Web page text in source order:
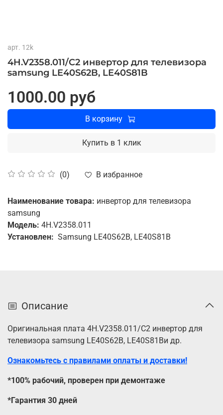
арт. 12k
4H.V2358.011/C2 инвертор для телевизора
samsung LE40S62B, LE40S81B
(0) В избранное
1000.00 руб
В корзину
Купить в 1 клик
Наименование товара: инвертор для телевизора
samsung
Модель: 4H.V2358.011
Установлен: Samsung LE40S62B, LE40S81B
Описание
Оригинальная плата 4H.V2358.011/C2 инвертор для
телевизора samsung LE40S62B, LE40S81Bи др.
Ознакомьтесь с правилами оплаты и доставки!
*100% рабочий, проверен при демонтаже
*Гарантия 30 дней